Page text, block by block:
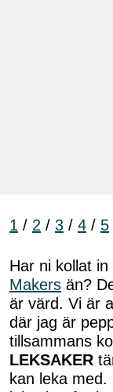
1 / 2 / 3 / 4 / 5
Har ni kollat
Makers än?
är värd. Vi är
där jag är
tillsammans
LEKSAKER
kan leka